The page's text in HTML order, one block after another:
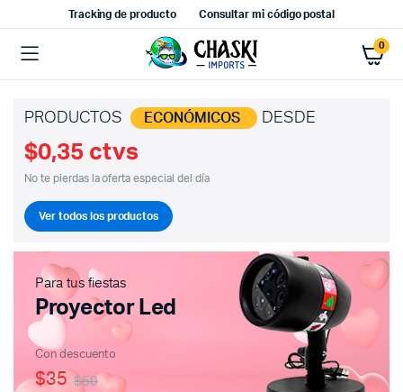
Tracking de producto Consultar mi código postal
0
PRODUCTOS ECONÓMICOS DESDE
$0,35 ctvs
No te pierdas la oferta especial del día
Ver todos los productos
Para tus fiestas
Proyector Led
Con descuento
$50
$35